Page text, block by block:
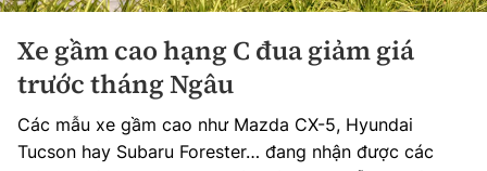
Xe gầm cao hạng C đua giảm giá
trước tháng Ngâu
Các mẫu xe gầm cao như Mazda CX-5, Hyundai
Tucson hay Subaru Forester… đang nhận được các